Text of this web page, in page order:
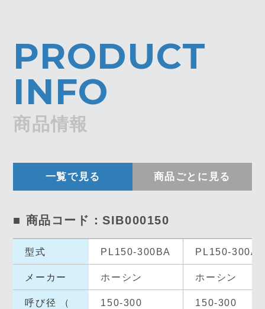
PRODUCT
INFO
商品情報
一覧で見る 商品ごとに見る
■ 商品コード：SIB000150
型式 PL150-300BA PL150-300A
メーカー ホーシン ホーシン
呼び径 （
150-300 150-300